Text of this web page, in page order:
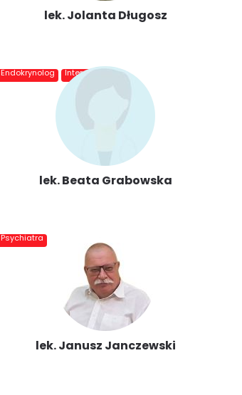
lek. Jolanta Długosz
Endokrynolog Internista
lek. Beata Grabowska
Psychiatra
lek. Janusz Janczewski